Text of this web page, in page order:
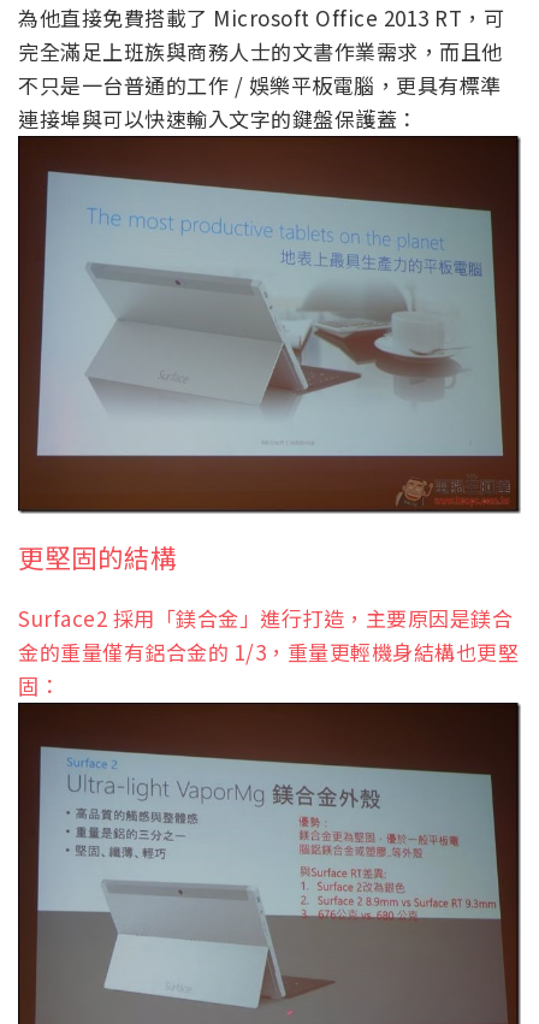
為他直接免費搭載了 Microsoft Office 2013 RT，可
完全滿足上班族與商務人士的文書作業需求，而且他
不只是一台普通的工作 / 娛樂平板電腦，更具有標準
連接埠與可以快速輸入文字的鍵盤保護蓋：
更堅固的結構
Surface2 採用「鎂合金」進行打造，主要原因是鎂合
金的重量僅有鋁合金的 1/3，重量更輕機身結構也更堅
固：